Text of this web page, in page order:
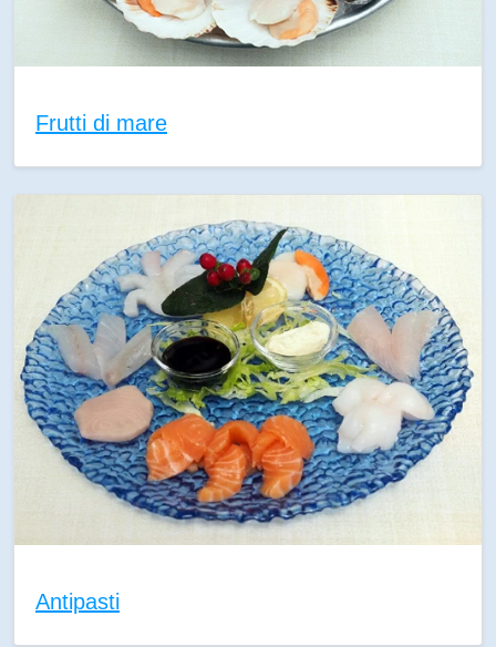
Frutti di mare
Antipasti